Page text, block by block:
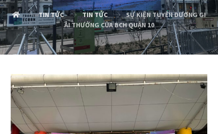
TIN TỨC TIN TỨC
SỰ KIỆN TUYÊN DƯƠNG GI
ẢI THƯỞNG CỦA BCH QUẬN 10